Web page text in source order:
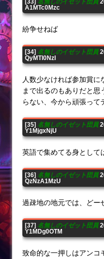
A1MTc0Mzc
紛争せねば
[34] 名無しのイゼット団員
QyMTI0NzI
人数少なければ参加賞に
まで出るのもありだと
らない、今から頑張って
[35] 名無しのイゼット団員
Y1MjgxNjU
英語で集めてる身として
[36] 名無しのイゼット団員
QzNzA1MzU
過疎地の地元では、どー
[37] 名無しのイゼット団員
Y1MDg0OTM
致命的な一押しはアンコ